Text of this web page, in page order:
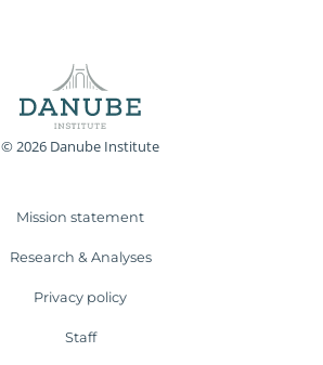
© 2026 Danube Institute
Mission statement
Research & Analyses
Privacy policy
Staff